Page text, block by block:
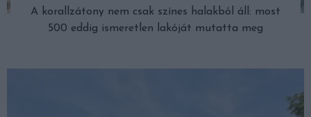
A korallzátony nem csak színes halakból áll: most
500 eddig ismeretlen lakóját mutatta meg